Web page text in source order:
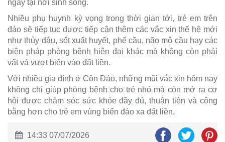
ngay tại nơi sinh sống.
Nhiều phụ huynh kỳ vọng trong thời gian tới, trẻ em trên
đảo sẽ tiếp tục được tiếp cận thêm các vắc xin thế hệ mới
như thủy đậu, sốt xuất huyết, phế cầu, não mô cầu hay các
biện pháp phòng bệnh hiện đại khác mà không còn phải
vất vả vượt biển vào đất liền.
Với nhiều gia đình ở Côn Đảo, những mũi vắc xin hôm nay
không chỉ giúp phòng bệnh cho trẻ nhỏ mà còn mở ra cơ
hội được chăm sóc sức khỏe đầy đủ, thuận tiện và công
bằng hơn cho trẻ em vùng biển đảo xa đất liền.
14:33 07/07/2026